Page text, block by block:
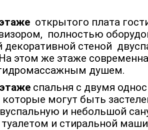
открытого плата
полностью
декоративной стеной
этом же этаже
душем.
спальня с двумя
которые могут быть
и небольшой
туалетом и стиральной